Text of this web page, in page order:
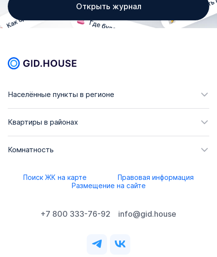
Открыть журнал
Населённые пункты в регионе
Квартиры в районах
Комнатность
Поиск ЖК на карте
Правовая информация
Размещение на сайте
+7 800 333-76-92 info@gid.house